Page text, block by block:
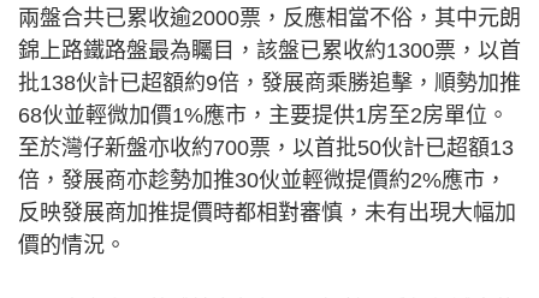
兩盤合共已累收逾2000票，反應相當不俗，其中元朗
錦上路鐵路盤最為矚目，該盤已累收約1300票，以首
批138伙計已超額約9倍，發展商乘勝追擊，順勢加推
68伙並輕微加價1%應市，主要提供1房至2房單位。
至於灣仔新盤亦收約700票，以首批50伙計已超額13
倍，發展商亦趁勢加推30伙並輕微提價約2%應市，
反映發展商加推提價時都相對審慎，未有出現大幅加
價的情況。